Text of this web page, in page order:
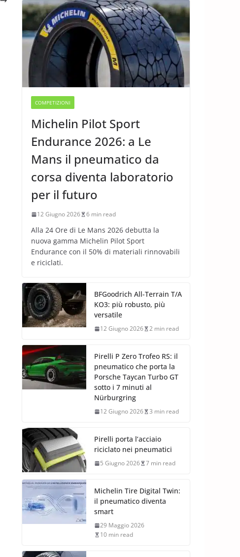
COMPETIZIONI
Michelin Pilot Sport
Endurance 2026: a Le
Mans il pneumatico da
corsa diventa laboratorio
per il futuro
12 Giugno 2026 6 min read
Alla 24 Ore di Le Mans 2026 debutta la
nuova gamma Michelin Pilot Sport
Endurance con il 50% di materiali rinnovabili
e riciclati.
BFGoodrich All-Terrain T/A
KO3: più robusto, più
versatile
12 Giugno 2026 2 min read
Pirelli P Zero Trofeo RS: il
pneumatico che porta la
Porsche Taycan Turbo GT
sotto i 7 minuti al
Nürburgring
12 Giugno 2026 3 min read
Pirelli porta l’acciaio
riciclato nei pneumatici
5 Giugno 2026 7 min read
Michelin Tire Digital Twin:
il pneumatico diventa
smart
29 Maggio 2026
10 min read